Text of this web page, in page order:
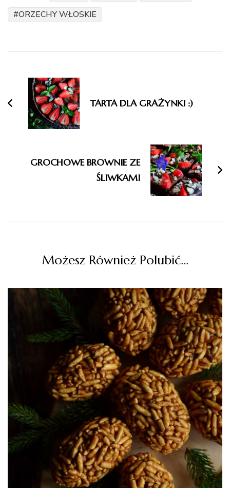
ORZECHY WŁOSKIE
wpisu
TARTA DLA GRAŻYNKI :)
GROCHOWE BROWNIE ZE
ŚLIWKAMI
Możesz Również Polubić…